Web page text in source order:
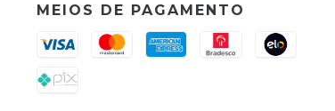
MEIOS DE PAGAMENTO